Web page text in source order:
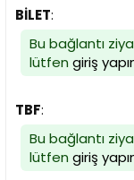
BİLET:
Bu bağlantı
lütfen giriş
TBF:
Bu bağlantı
lütfen giriş